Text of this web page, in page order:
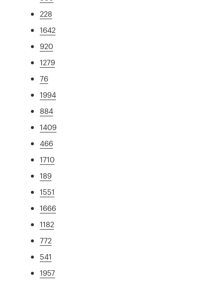
228
1642
920
1279
76
1994
884
1409
466
1710
189
1551
1666
1182
772
541
1957